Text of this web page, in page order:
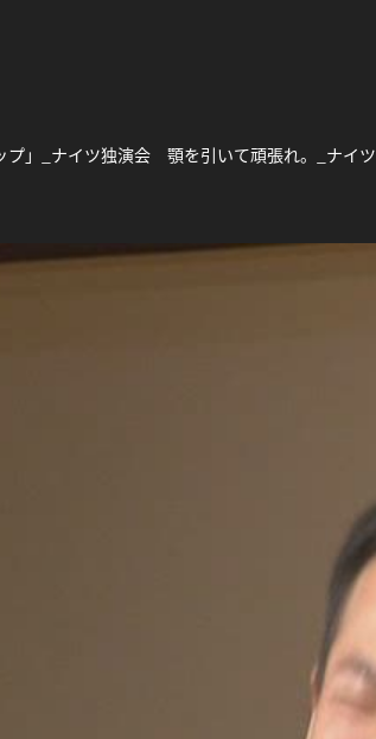
プ」_ナイツ独演会 顎を引いて頑張れ。_ナイツ